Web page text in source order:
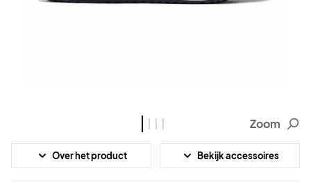
Zoom
Over het product Bekijk accessoires